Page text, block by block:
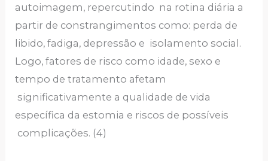
autoimagem, repercutindo na rotina diária a
partir de constrangimentos como: perda de
libido, fadiga, depressão e isolamento social.
Logo, fatores de risco como idade, sexo e
tempo de tratamento afetam
significativamente a qualidade de vida
específica da estomia e riscos de possíveis
complicações. (4)